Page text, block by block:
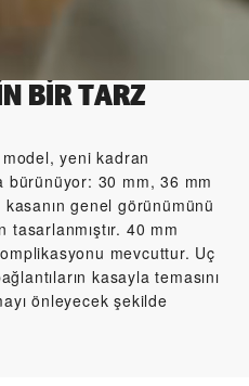
BİR TARZ
yeni kadran
30 mm, 36 mm
genel görünümünü
40 mm
mevcuttur. Uç
kasayla temasını
önleyecek şekilde